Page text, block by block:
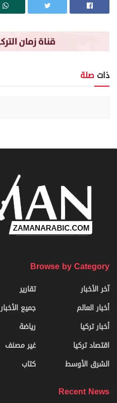
ذات صلة
Browse by Category
آخر الأخبار
أخبار العالم
أخبار تركيا
اقتصاد تركيا
الشرق الأوسط
تقارير
جميع الأخبار
رياضة
غير مصنف
كتاب
Recent News